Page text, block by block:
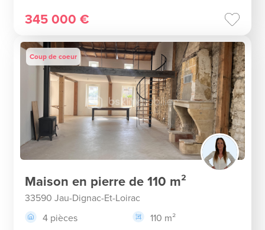
345 000 €
Coup de coeur
Maison en pierre de 110 m²
33590 Jau-Dignac-Et-Loirac
4 pièces
110 m²